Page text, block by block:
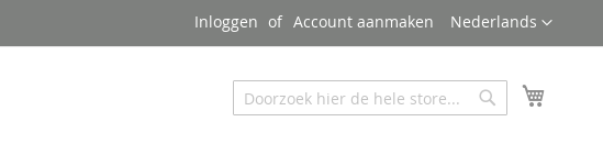
Taal
Nederlands
Inloggen Account aanmaken
Zoeken